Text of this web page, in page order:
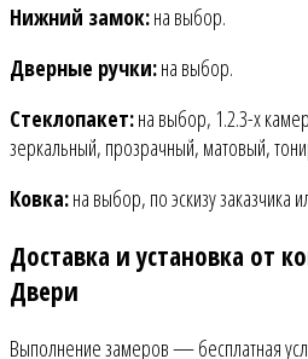
Нижний замок:на выбор.
Дверные ручки:на выбор.
Стеклопакет:на выбор, 1.2.3-х
зеркальный, прозрачный, матовый,
Ковка:на выбор, по эскизу заказчика
Доставка и установка от
Двери
Выполнение замеров — бесплатная